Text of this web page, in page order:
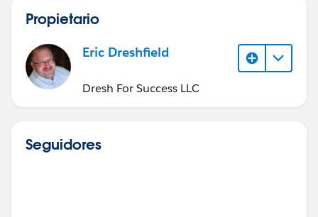
Propietario
Eric Dreshfield
Dresh For Success LLC
Seguidores